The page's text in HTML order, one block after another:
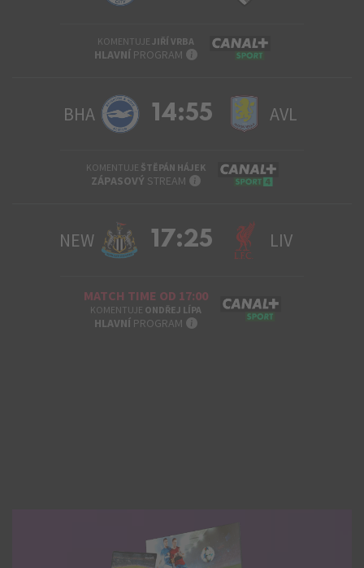
KOMENTUJE JIŘÍ VRBA
HLAVNÍ PROGRAM INFO
BHA 14:55 AVL
KOMENTUJE ŠTĚPÁN HÁJEK
ZÁPASOVÝ STREAM INFO
NEW 17:25 LIV
MATCH TIME OD 17:00
KOMENTUJE ONDŘEJ LÍPA
HLAVNÍ PROGRAM INFO